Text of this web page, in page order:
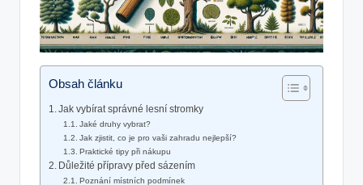
Obsah článku
Jak vybírat správné lesní stromky
Jaké druhy vybrat?
Jak zjistit, co je pro vaši zahradu nejlepší?
Praktické tipy při nákupu
Důležité přípravy před sázením
Poznání místních podmínek